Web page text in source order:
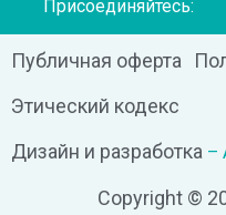
Присоединяйтесь:
Публичная оферта
Этический кодекс
Дизайн и разработка –
Copyright ©